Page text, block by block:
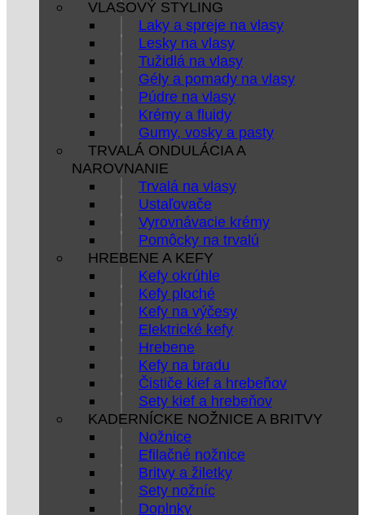
VLASOVÝ STYLING
Laky a spreje na vlasy
Lesky na vlasy
Tužidlá na vlasy
Gély a pomady na vlasy
Púdre na vlasy
Krémy a fluidy
Gumy, vosky a pasty
TRVALÁ ONDULÁCIA A
NAROVNANIE
Trvalá na vlasy
Ustaľovače
Vyrovnávacie krémy
Pomôcky na trvalú
HREBENE A KEFY
Kefy okrúhle
Kefy ploché
Kefy na výčesy
Elektrické kefy
Hrebene
Kefy na bradu
Čističe kief a hrebeňov
Sety kief a hrebeňov
KADERNÍCKE NOŽNICE A BRITVY
Nožnice
Efilačné nožnice
Britvy a žiletky
Sety nožníc
Doplnky